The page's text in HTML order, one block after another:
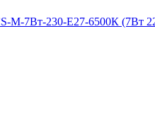
M-7Вт-230-E27-6500К (7Вт